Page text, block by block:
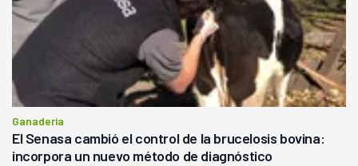
Ganadería
El Senasa cambió el control de la brucelosis bovina:
incorpora un nuevo método de diagnóstico